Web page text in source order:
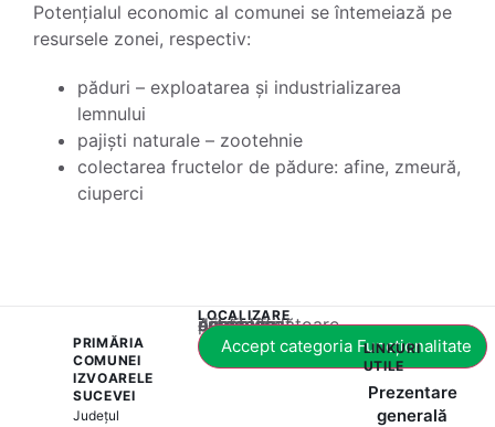
Potențialul economic al comunei se întemeiază pe
resursele zonei, respectiv:
păduri – exploatarea și industrializarea
lemnului
pajiști naturale – zootehnie
colectarea fructelor de pădure: afine, zmeură,
ciuperci
PRIMĂRIA
COMUNEI
IZVOARELE
SUCEVEI
Județul
LOCALIZARE
Acest conținut este blocat până când acceptați categoria corespunzătoare de cookie-uri.
Accept categoria Funcționalitate
LINKURI
UTILE
Prezentare
generală